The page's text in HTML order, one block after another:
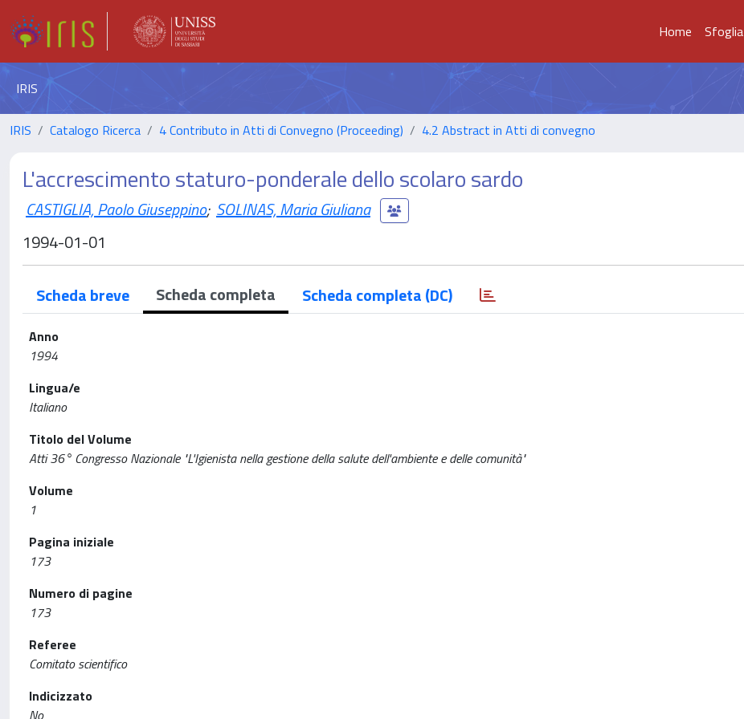
Home Sfoglia
IRIS
IRIS Catalogo Ricerca 4 Contributo in Atti di Convegno (Proceeding) 4.2 Abstract in Atti di convegno
L'accrescimento staturo-ponderale dello scolaro sardo
CASTIGLIA, Paolo Giuseppino; SOLINAS, Maria Giuliana
1994-01-01
Scheda breve Scheda completa Scheda completa (DC)
Anno
1994
Lingua/e
Italiano
Titolo del Volume
Atti 36° Congresso Nazionale "L'Igienista nella gestione della salute dell'ambiente e delle comunità"
Volume
1
Pagina iniziale
173
Numero di pagine
173
Referee
Comitato scientifico
Indicizzato
No